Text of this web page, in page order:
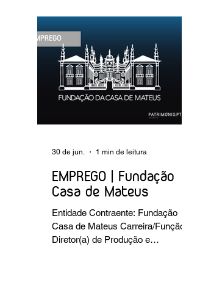
espécies bibliográficas
intervencionadas; execução dos
programas de conservação
preventiva; produção de fichas de
tratamento e registo fotográfico das
intervenções; apoio a exposições i
EMPREGO | Fundação
Casa de Mateus
Entidade Contraente: Fundação
Casa de Mateus Carreira/Função:
Diretor(a) de Produção e
30 de jun. 1 min de leitura